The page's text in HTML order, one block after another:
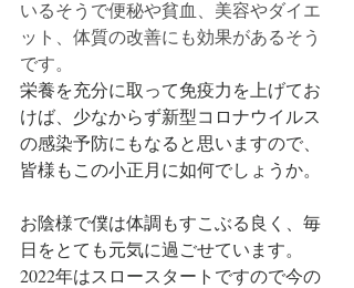
いるそうで便秘や貧血、美容やダイエ
ット、体質の改善にも効果があるそう
です。
栄養を充分に取って免疫力を上げてお
けば、少なからず新型コロナウイルス
の感染予防にもなると思いますので、
皆様もこの小正月に如何でしょうか。
お陰様で僕は体調もすこぶる良く、毎
日をとても元気に過ごせています。
2022年はスロースタートですので今の